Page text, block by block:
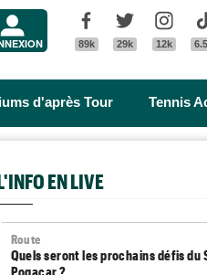
Facebook
89k
Twitter
29k 12k
d'après Tour Tennis
EN LIVE
Route
Quels seront les prochains défis du
Pogacar ?